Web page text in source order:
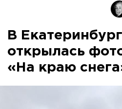
В
открылась
«На краю